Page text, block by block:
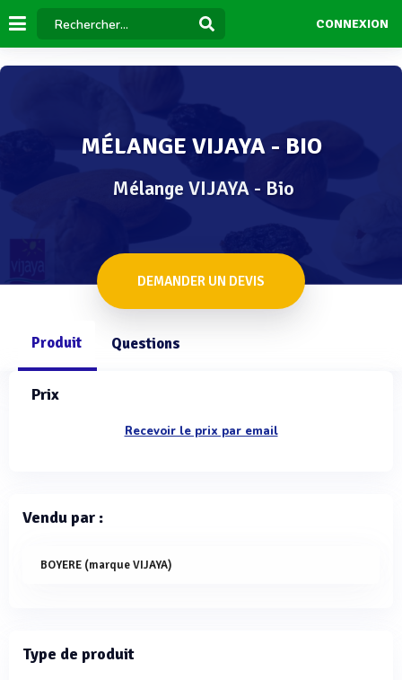
CONNEXION
MÉLANGE VIJAYA - BIO
Mélange VIJAYA - Bio
DEMANDER UN DEVIS
Produit Questions
Prix
Recevoir le prix par email
Vendu par :
BOYERE (marque VIJAYA)
Type de produit